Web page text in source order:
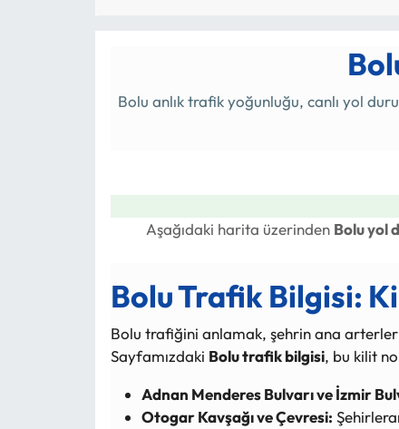
Bolu anlık trafik yoğunluğu, canlı yol
Aşağıdaki harita üzerinden Bolu yol
Bolu Trafik Bilgisi:
Bolu trafiğini anlamak, şehrin ana
Sayfamızdaki Bolu trafik bilgisi, bu kilit
Adnan Menderes Bulvarı ve İzmir
Otogar Kavşağı ve Çevresi: